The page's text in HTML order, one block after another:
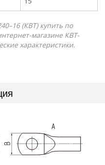
(КВТ) купить по
магазине КВТ-
характеристики.